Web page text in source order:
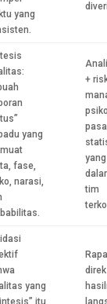
yang
yang
fase,
narasi,
+
tim
yang
itu